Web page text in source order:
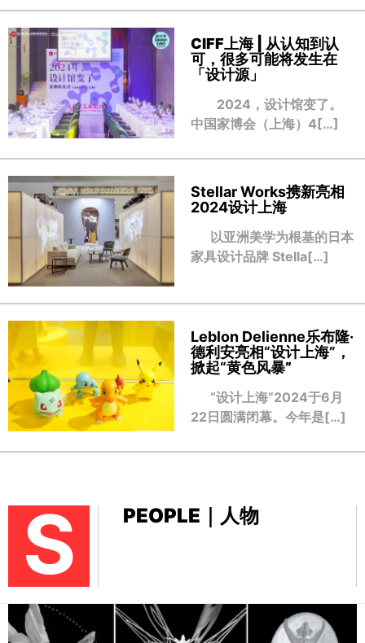
CIFF上海 | 从认知到认
可，很多可能将发生在
「设计源」
2024，设计馆变了。
中国家博会（上海）4[…]
Stellar Works携新亮相
2024设计上海
以亚洲美学为根基的日本
家具设计品牌 Stella[…]
Leblon Delienne乐布隆·
德利安亮相“设计上海”，
掀起“黄色风暴”
“设计上海”2024于6月
22日圆满闭幕。今年是[…]
S PEOPLE｜人物